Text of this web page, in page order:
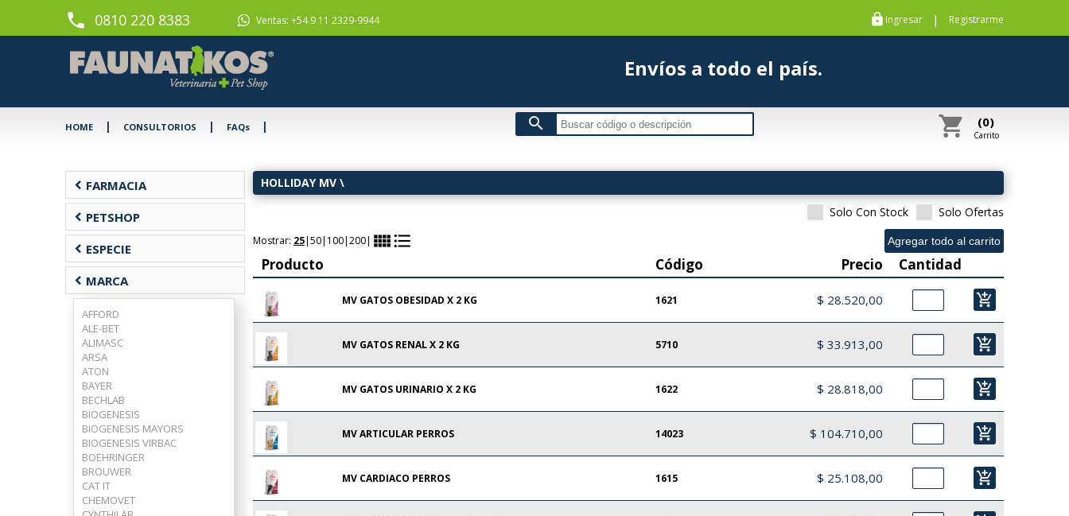
phone 0810 220 8383 Ventas: +54 9 11 2329-9944 https Ingresar | Registrarme
Envíos a todo el país.
HOME | CONSULTORIOS | FAQs | search shopping_cart (0)
Carrito
chevron_left FARMACIA
chevron_left PETSHOP
chevron_left ESPECIE
chevron_left MARCA
AFFORD
ALE-BET
ALIMASC
ARSA
ATON
BAYER
BECHLAB
BIOGENESIS
BIOGENESIS MAYORS
BIOGENESIS VIRBAC
BOEHRINGER
BROUWER
CAT IT
CHEMOVET
HOLLIDAY MV \
Solo Con Stock
Solo Ofertas
Mostrar: 25|50| 100|200| view_comfyformat_list_bulleted
Producto Código Precio Cantidad
MV GATOS OBESIDAD X 2 KG 1621 $ 28.520,00 add_shopping_cart
MV GATOS RENAL X 2 KG 5710 $ 33.913,00 add_shopping_cart
MV GATOS URINARIO X 2 KG 1622 $ 28.818,00 add_shopping_cart
MV ARTICULAR PERROS 14023 $ 104.710,00 add_shopping_cart
MV CARDIACO PERROS 1615 $ 25.108,00 add_shopping_cart